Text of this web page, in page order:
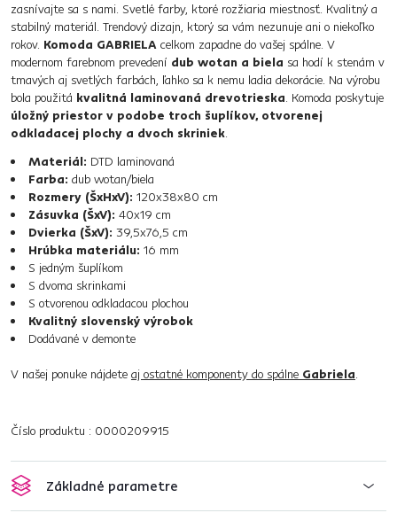
zasnívajte sa s nami. Svetlé farby, ktoré rozžiaria miestnosť. Kvalitný a
stabilný materiál. Trendový dizajn, ktorý sa vám nezunuje ani o niekoľko
rokov. Komoda GABRIELA celkom zapadne do vašej spálne. V
modernom farebnom prevedení dub wotan a biela sa hodí k stenám v
tmavých aj svetlých farbách, ľahko sa k nemu ladia dekorácie. Na výrobu
bola použitá kvalitná laminovaná drevotrieska. Komoda poskytuje
úložný priestor v podobe troch šuplíkov, otvorenej
odkladacej plochy a dvoch skriniek.
Materiál: DTD laminovaná
Farba: dub wotan/biela
Rozmery (ŠxHxV): 120x38x80 cm
Zásuvka (ŠxV): 40x19 cm
Dvierka (ŠxV): 39,5x76,5 cm
Hrúbka materiálu: 16 mm
S jedným šuplíkom
S dvoma skrinkami
S otvorenou odkladacou plochou
Kvalitný slovenský výrobok
Dodávané v demonte
V našej ponuke nájdete aj ostatné komponenty do spálne Gabriela.
Číslo produktu : 0000209915
Základné parametre